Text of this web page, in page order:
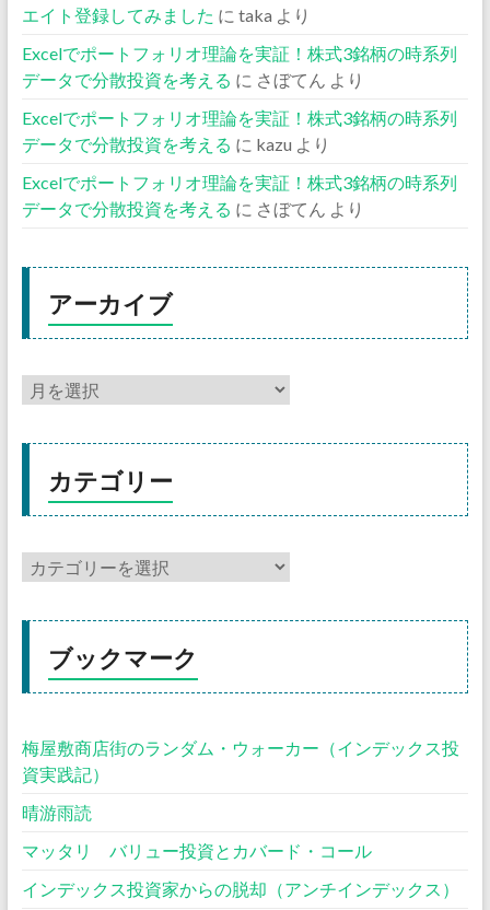
エイト登録してみました に taka より
Excelでポートフォリオ理論を実証！株式3銘柄の時系列
データで分散投資を考える に さぼてん より
Excelでポートフォリオ理論を実証！株式3銘柄の時系列
データで分散投資を考える に kazu より
Excelでポートフォリオ理論を実証！株式3銘柄の時系列
データで分散投資を考える に さぼてん より
アーカイブ
カテゴリー
ブックマーク
梅屋敷商店街のランダム・ウォーカー（インデックス投
資実践記）
晴游雨読
マッタリ バリュー投資とカバード・コール
インデックス投資家からの脱却（アンチインデックス）